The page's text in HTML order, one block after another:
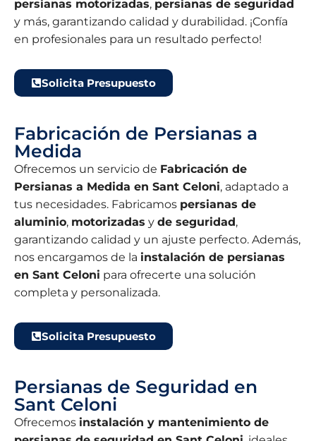
persianas motorizadas, persianas de seguridad
y más, garantizando calidad y durabilidad. ¡Confía
en profesionales para un resultado perfecto!
Solicita Presupuesto
Fabricación de Persianas a
Medida
Ofrecemos un servicio de Fabricación de
Persianas a Medida en Sant Celoni, adaptado a
tus necesidades. Fabricamos persianas de
aluminio, motorizadas y de seguridad,
garantizando calidad y un ajuste perfecto. Además,
nos encargamos de la instalación de persianas
en Sant Celoni para ofrecerte una solución
completa y personalizada.
Solicita Presupuesto
Persianas de Seguridad en
Sant Celoni
Ofrecemos instalación y mantenimiento de